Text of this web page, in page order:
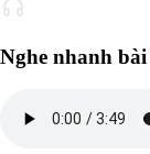
Nghe nhanh